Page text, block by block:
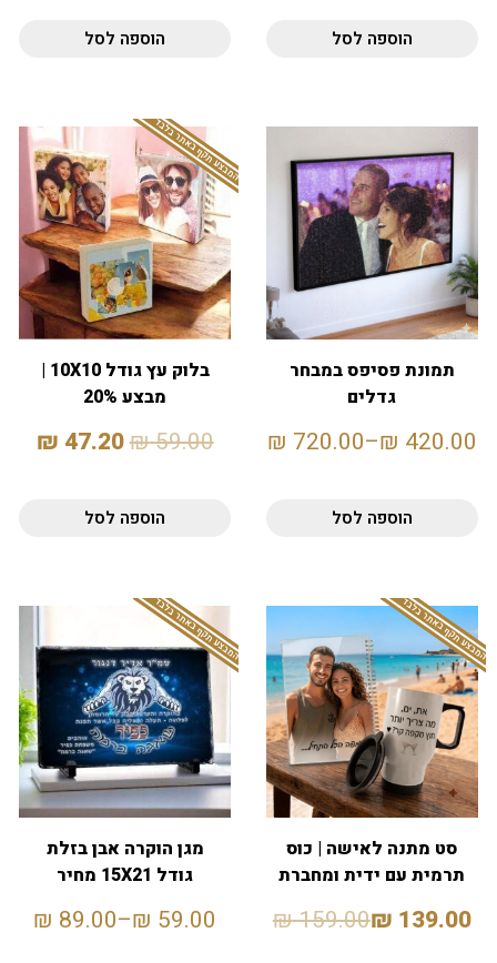
הוספה לסל הוספה לסל
תמונת פסיפס במבחר
גדלים
420.00
₪
–
720.00
₪
הוספה לסל
המבצע תקף באתר בלבד
בלוק עץ גודל 10X10 |
מבצע 20%
59.00
₪
47.20
₪
הוספה לסל
המבצע תקף באתר בלבד
סט מתנה לאישה | כוס
תרמית עם ידית ומחברת
139.00
₪
159.00
₪
המבצע תקף באתר בלבד
מגן הוקרה אבן בזלת
גודל 15X21 מחיר
59.00
₪
–
89.00
₪